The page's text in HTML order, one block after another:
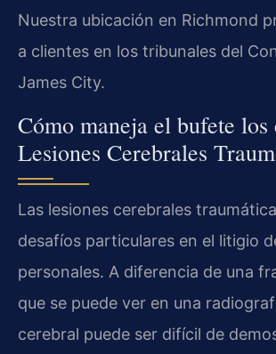
Nuestra ubicación en Richmond
a clientes en los tribunales del
James City.
Cómo maneja el bufete los
Lesiones Cerebrales
Las lesiones cerebrales
desafíos particulares en el litigio
personales. A diferencia de una
que se puede ver en una
cerebral puede ser difícil de